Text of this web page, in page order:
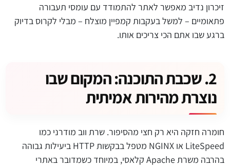
זיכרון נדיב מאפשר לאתר להתמודד עם עומסי תעבורה
פתאומיים – למשל בעקבות קמפיין מוצלח – מבלי לקרוס בדיוק
ברגע שבו אתם הכי צריכים אותו.
2. שכבת התוכנה: המקום שבו
נוצרת מהירות אמיתית
חומרה חזקה היא רק חצי מהסיפור. שרת ווב מודרני כמו
LiteSpeed או NGINX מטפל בבקשות HTTP ביעילות גבוהה
בהרבה משרת Apache קלאסי, במיוחד כשמדובר באתרי